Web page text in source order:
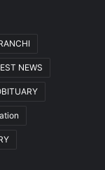
NEWS